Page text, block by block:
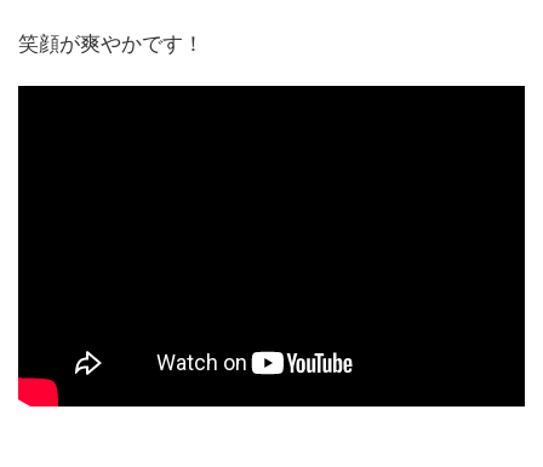
笑顔が爽やかです！